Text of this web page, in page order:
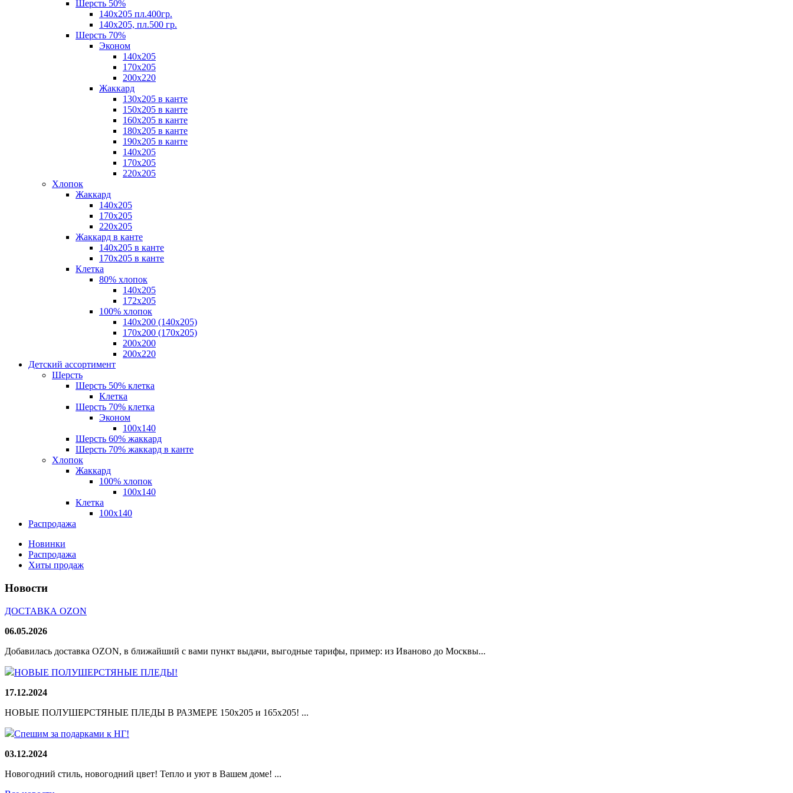
Шерсть 50%
140х205 пл.400гр.
140х205, пл.500 гр.
Шерсть 70%
Эконом
140х205
170х205
200х220
Жаккард
130х205 в канте
150х205 в канте
160х205 в канте
180х205 в канте
190х205 в канте
140х205
170х205
220х205
Хлопок
Жаккард
140x205
170х205
220х205
Жаккард в канте
140х205 в канте
170х205 в канте
Клетка
80% хлопок
140x205
172х205
100% хлопок
140x200 (140х205)
170x200 (170х205)
200х200
200х220
Детский ассортимент
Шерсть
Шерсть 50% клетка
Клетка
Шерсть 70% клетка
Эконом
100x140
Шерсть 60% жаккард
Шерсть 70% жаккард в канте
Хлопок
Жаккард
100% хлопок
100x140
Клетка
100х140
Распродажа
Новинки
Распродажа
Хиты продаж
Новости
ДОСТАВКА OZON
06.05.2026
Добавилась доставка OZON, в ближайший с вами пункт выдачи, выгодные тарифы, пример: из Иваново до Москвы...
НОВЫЕ ПОЛУШЕРСТЯНЫЕ ПЛЕДЫ!
17.12.2024
НОВЫЕ ПОЛУШЕРСТЯНЫЕ ПЛЕДЫ В РАЗМЕРЕ 150х205 и 165х205! ...
Спешим за подарками к НГ!
03.12.2024
Новогодний стиль, новогодний цвет! Тепло и уют в Вашем доме! ...